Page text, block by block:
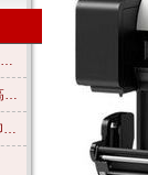
Canon TC-20 M 大圖輸出繪圖機
Brother HL-L8360CDW 高效彩色雷射印表機
HP CP M553n 彩色雷射印表機